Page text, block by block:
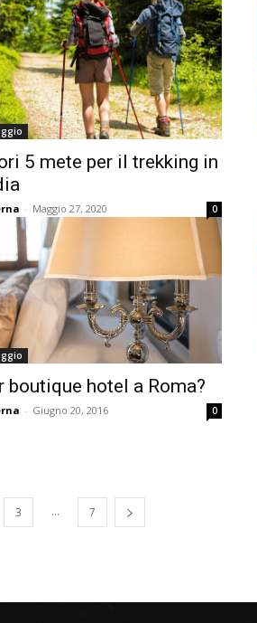
5 mete per il trekking in
- Maggio 27, 2020 0
boutique hotel a Roma?
- Giugno 20, 2016 0
3 ... 7